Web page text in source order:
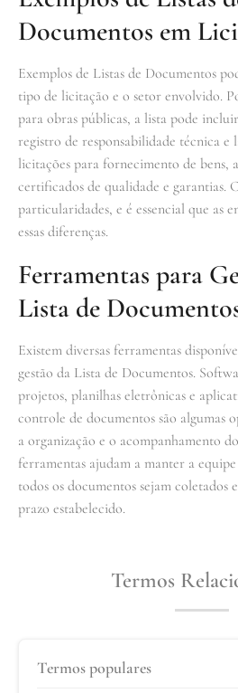
Documentos em
Exemplos de Listas de Documentos
tipo de licitação e o setor envolvido.
para obras públicas, a lista pode
registro de responsabilidade técnica e
licitações para fornecimento de bens,
certificados de qualidade e garantias.
particularidades, e é essencial que as
essas diferenças.
Ferramentas para
Lista de
Existem diversas ferramentas
gestão da Lista de Documentos.
projetos, planilhas eletrônicas e
controle de documentos são algumas
a organização e o acompanhamento
ferramentas ajudam a manter a
todos os documentos sejam coletados
prazo estabelecido.
Termos
Termos populares